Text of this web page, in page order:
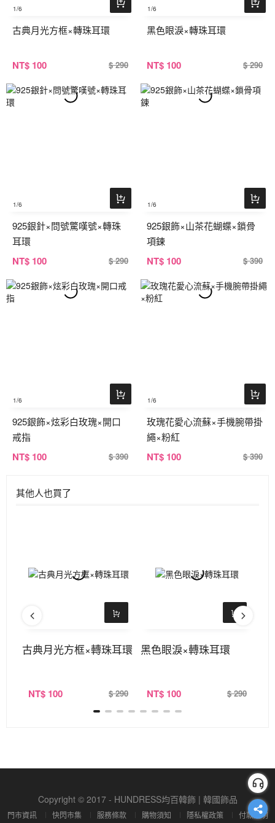
1/6
古典月光方框×轉珠耳環
NT$ 100 $ 290
1/6
黑色眼淚×轉珠耳環
NT$ 100 $ 290
1/6
925銀針×問號驚嘆號×轉珠
耳環
NT$ 100 $ 290
1/6
925銀飾×山茶花蝴蝶×鎖骨
項鍊
NT$ 100 $ 390
1/6
925銀飾×炫彩白玫瑰×開口
戒指
NT$ 100 $ 390
1/6
玫瑰花愛心流蘇×手機腕帶掛
繩×粉紅
NT$ 100 $ 390
其他人也買了
古典月光方框×轉珠耳環
NT$ 100 $ 290
黑色眼淚×轉珠耳環
NT$ 100 $ 290
Copyright © 2017 - HUNDRESS均百韓飾 | 韓國飾品
門市資訊 快閃市集 服務條款 購物須知 隱私權政策 付款說明